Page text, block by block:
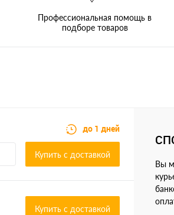
Профессиональная помощь в
подборе товаров
до 1 дней
Купить c доставкой
Купить c доставкой
Вы